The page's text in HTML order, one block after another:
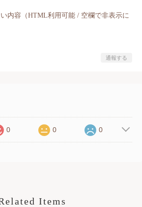
内容（HTML利用可能 / 空欄で非表示に
通報する
0 0 0
Items